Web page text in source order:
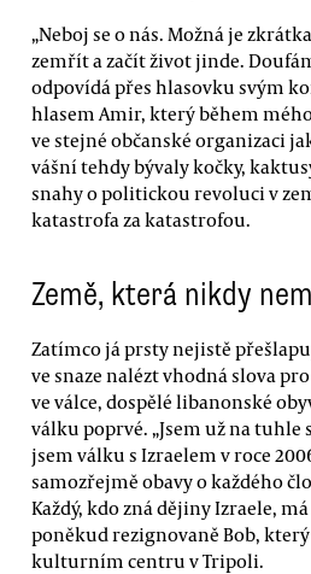
„Neboj se o nás. Možná je
zemřít a začít život jinde.
odpovídá přes hlasovku svým
hlasem Amir, který během
ve stejné občanské organizaci
vášní tehdy bývaly kočky,
snahy o politickou revoluci v
katastrofa za katastrofou.
Země, která nikdy
Zatímco já prsty nejistě
ve snaze nalézt vhodná slova
ve válce, dospělé libanonské
válku poprvé. „Jsem už na tuhle
jsem válku s Izraelem v roce
samozřejmě obavy o každého
Každý, kdo zná dějiny Izraele,
poněkud rezignovaně Bob,
kulturním centru v Tripoli.